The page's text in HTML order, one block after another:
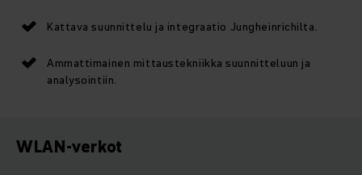
Kattava suunnittelu ja integraatio Jungheinrichilta.
Ammattimainen mittaustekniikka suunnitteluun ja
analysointiin.
WLAN-verkot